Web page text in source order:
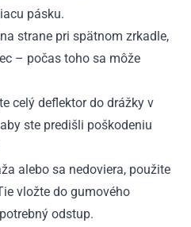
pásku.
strane pri spätnom zrkadle,
– počas toho sa môže
celý deflektor do drážky v
ste predišli poškodeniu
alebo sa nedoviera, použite
vložte do gumového
odstup.